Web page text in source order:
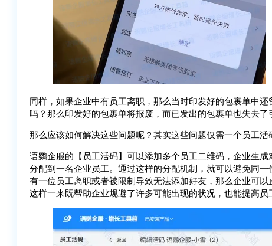
同样，如果企业中有员工离职，那么当时印发好的包裹单中
吗？那么印发好的包裹单将报废，而已发出的包裹单也失去了
那么应该如何解决这些问题呢？其实这些问题仅需一个员工活
语鹦企服的【员工活码】可以添加多个员工二维码，企业生
分配到一名企业员工。通过这样的分配机制，就可以避免同
有一位员工离职或者被限制导致无法添加好友，那么企业可
这样一来既帮助企业规避了许多可能出现的状况，也能提高员